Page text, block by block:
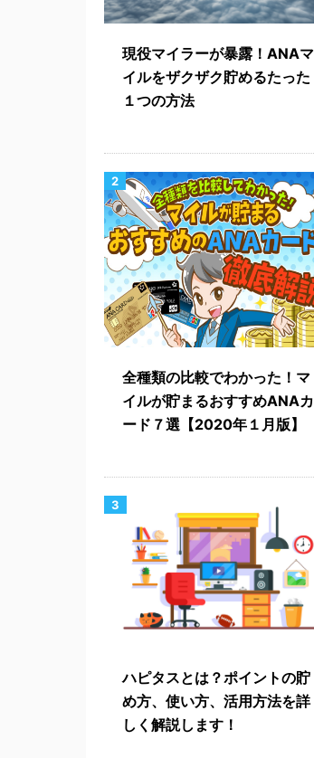
現役マイラーが暴露！ANAマ
イルをザクザク貯めるたった
１つの方法
2
全種類の比較でわかった！マ
イルが貯まるおすすめANAカ
ード７選【2020年１月版】
3
ハピタスとは？ポイントの貯
め方、使い方、活用方法を詳
しく解説します！